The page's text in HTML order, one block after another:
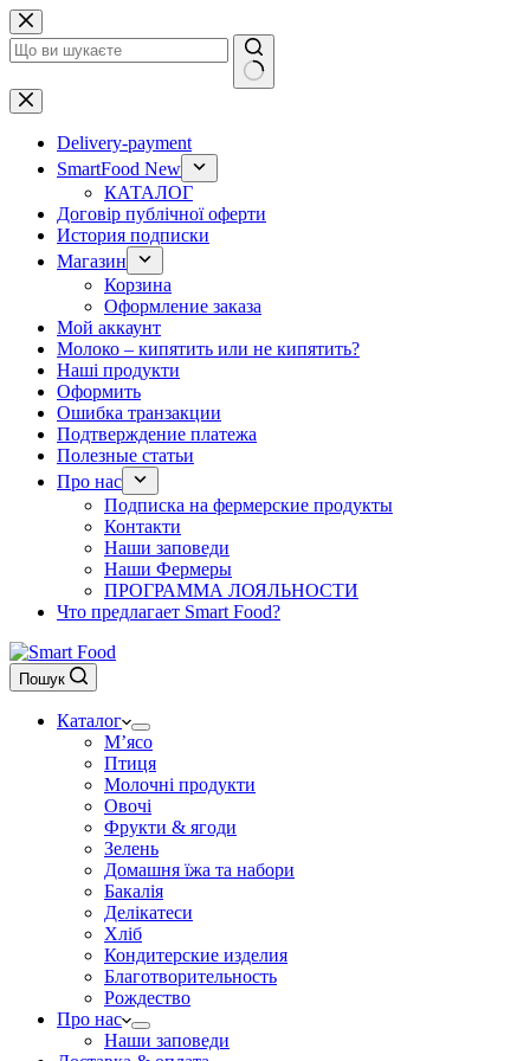
Перейти
до
вмісту
Немає
результатів
Delivery-payment
SmartFood New
КАТАЛОГ
Договір публічної оферти
История подписки
Магазин
Корзина
Оформление заказа
Мой аккаунт
Молоко – кипятить или не кипятить?
Наші продукти
Оформить
Ошибка транзакции
Подтверждение платежа
Полезные статьи
Про нас
Подписка на фермерские продукты
Контакти
Наши заповеди
Наши Фермеры
ПРОГРАММА ЛОЯЛЬНОСТИ
Что предлагает Smart Food?
Пошук
Каталог
М’ясо
Птиця
Молочні продукти
Овочі
Фрукти & ягоди
Зелень
Домашня їжа та набори
Бакалія
Делікатеси
Хліб
Кондитерские изделия
Благотворительность
Рождество
Про нас
Наши заповеди